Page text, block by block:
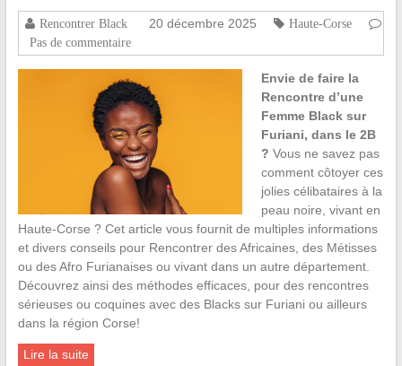
Rencontrer Black 20 décembre 2025
Haute-Corse
Pas de commentaire
Envie de faire la
Rencontre d’une
Femme Black sur
Furiani, dans le 2B
? Vous ne savez pas
comment côtoyer ces
jolies célibataires à la
peau noire, vivant en
Haute-Corse ? Cet article vous fournit de multiples informations
et divers conseils pour Rencontrer des Africaines, des Métisses
ou des Afro Furianaises ou vivant dans un autre département.
Découvrez ainsi des méthodes efficaces, pour des rencontres
sérieuses ou coquines avec des Blacks sur Furiani ou ailleurs
dans la région Corse!
Lire la suite